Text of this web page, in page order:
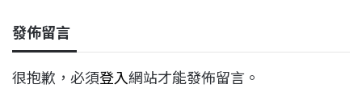
發佈留言
很抱歉，必須登入網站才能發佈留言。